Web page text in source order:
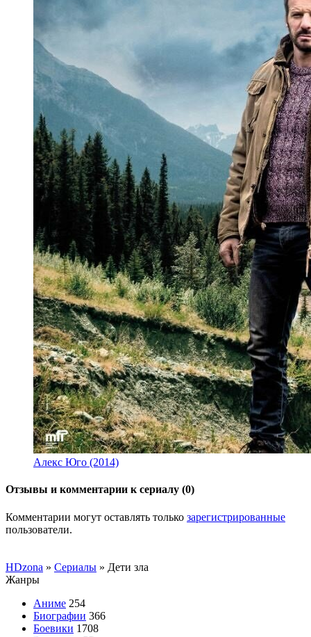
Алекс Юго (2014)
Отзывы и комментарии к сериалу (0)
Комментарии могут оставлять только зарегистрированные
пользователи.
HDzona » Сериалы » Дети зла
Жанры
Аниме 254
Биографии 366
Боевики 1708